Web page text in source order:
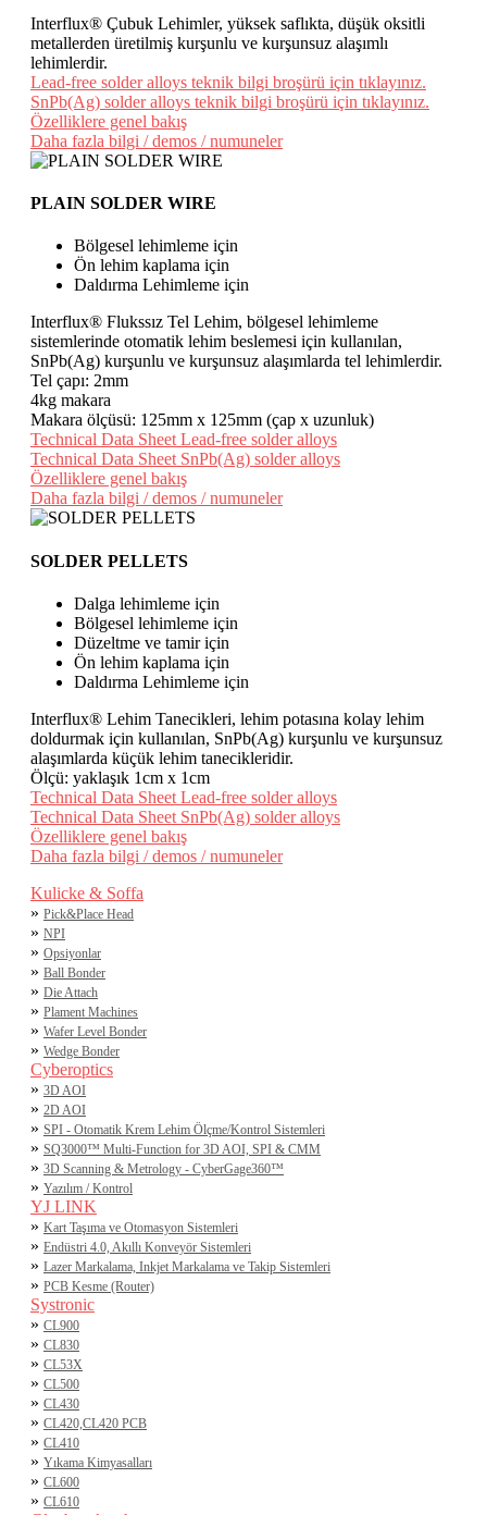
Interflux® Çubuk Lehimler, yüksek saflıkta, düşük oksitli
metallerden üretilmiş kurşunlu ve kurşunsuz alaşımlı
lehimlerdir.
Lead-free solder alloys teknik bilgi broşürü için tıklayınız.
SnPb(Ag) solder alloys teknik bilgi broşürü için tıklayınız.
Özelliklere genel bakış
Daha fazla bilgi / demos / numuneler
PLAIN SOLDER WIRE
Bölgesel lehimleme için
Ön lehim kaplama için
Daldırma Lehimleme için
Interflux® Flukssız Tel Lehim, bölgesel lehimleme
sistemlerinde otomatik lehim beslemesi için kullanılan,
SnPb(Ag) kurşunlu ve kurşunsuz alaşımlarda tel lehimlerdir.
Tel çapı: 2mm
4kg makara
Makara ölçüsü: 125mm x 125mm (çap x uzunluk)
Technical Data Sheet Lead-free solder alloys
Technical Data Sheet SnPb(Ag) solder alloys
Özelliklere genel bakış
Daha fazla bilgi / demos / numuneler
SOLDER PELLETS
Dalga lehimleme için
Bölgesel lehimleme için
Düzeltme ve tamir için
Ön lehim kaplama için
Daldırma Lehimleme için
Interflux® Lehim Tanecikleri, lehim potasına kolay lehim
doldurmak için kullanılan, SnPb(Ag) kurşunlu ve kurşunsuz
alaşımlarda küçük lehim tanecikleridir.
Ölçü: yaklaşık 1cm x 1cm
Technical Data Sheet Lead-free solder alloys
Technical Data Sheet SnPb(Ag) solder alloys
Özelliklere genel bakış
Daha fazla bilgi / demos / numuneler
Kulicke & Soffa
» Pick&Place Head
» NPI
» Opsiyonlar
» Ball Bonder
» Die Attach
» Plament Machines
» Wafer Level Bonder
» Wedge Bonder
Cyberoptics
» 3D AOI
» 2D AOI
» SPI - Otomatik Krem Lehim Ölçme/Kontrol Sistemleri
» SQ3000™ Multi-Function for 3D AOI, SPI & CMM
» 3D Scanning & Metrology - CyberGage360™
» Yazılım / Kontrol
YJ LINK
» Kart Taşıma ve Otomasyon Sistemleri
» Endüstri 4.0, Akıllı Konveyör Sistemleri
» Lazer Markalama, Inkjet Markalama ve Takip Sistemleri
» PCB Kesme (Router)
Systronic
» CL900
» CL830
» CL53X
» CL500
» CL430
» CL420,CL420 PCB
» CL410
» Yıkama Kimyasalları
» CL600
» CL610